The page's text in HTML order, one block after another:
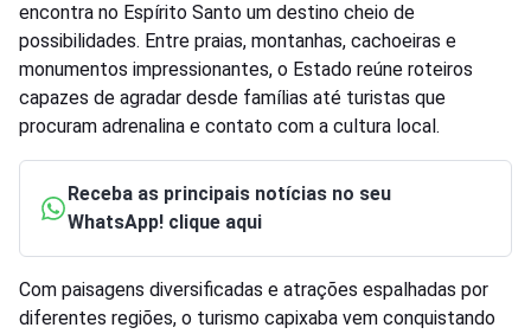
encontra no Espírito Santo um destino cheio de
possibilidades. Entre praias, montanhas, cachoeiras e
monumentos impressionantes, o Estado reúne roteiros
capazes de agradar desde famílias até turistas que
procuram adrenalina e contato com a cultura local.
Receba as principais notícias no seu
WhatsApp! clique aqui
Com paisagens diversificadas e atrações espalhadas por
diferentes regiões, o turismo capixaba vem conquistando